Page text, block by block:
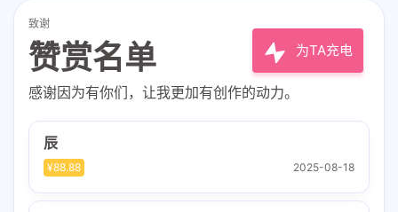
致谢
赞赏名单
感谢因为有你们，让我更加有创作的动力。
辰
¥88.88 2025-08-18
为TA充电